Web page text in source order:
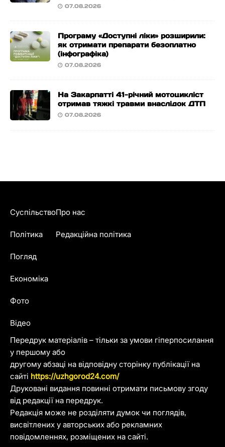
07.08.2026
Програму «Доступні ліки» розширили:
як отримати препарати безоплатно
(інфографіка)
07.08.2026
На Закарпатті 41-річний мотоцикліст
отримав тяжкі травми внаслідок ДТП
07.08.2026
Передрук матеріалів – тільки за умови гіперпосилання
у першому або
другому абзаці на відповідну сторінку публікації на
сайті https://uzhgorod24.com/
Друковані видання повинні отримати письмову згоду
від редакції на передрук.
Редакція може не розділяти думок чи поглядів,
висвітлених у авторських або рекламних
повідомленнях, розміщених на сайті.
Суспільство
Політика
Погляд
Економіка
Фото
Відео
Про нас
Редакційна політика